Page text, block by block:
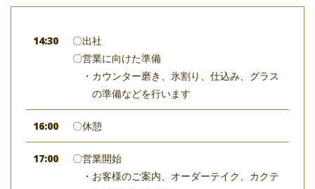
14:30
〇出社
〇営業に向けた準備
・カウンター磨き、氷割り、仕込み、グラス
の準備などを行います
16:00 〇休憩
17:00
〇営業開始
・お客様のご案内、オーダーテイク、カクテ